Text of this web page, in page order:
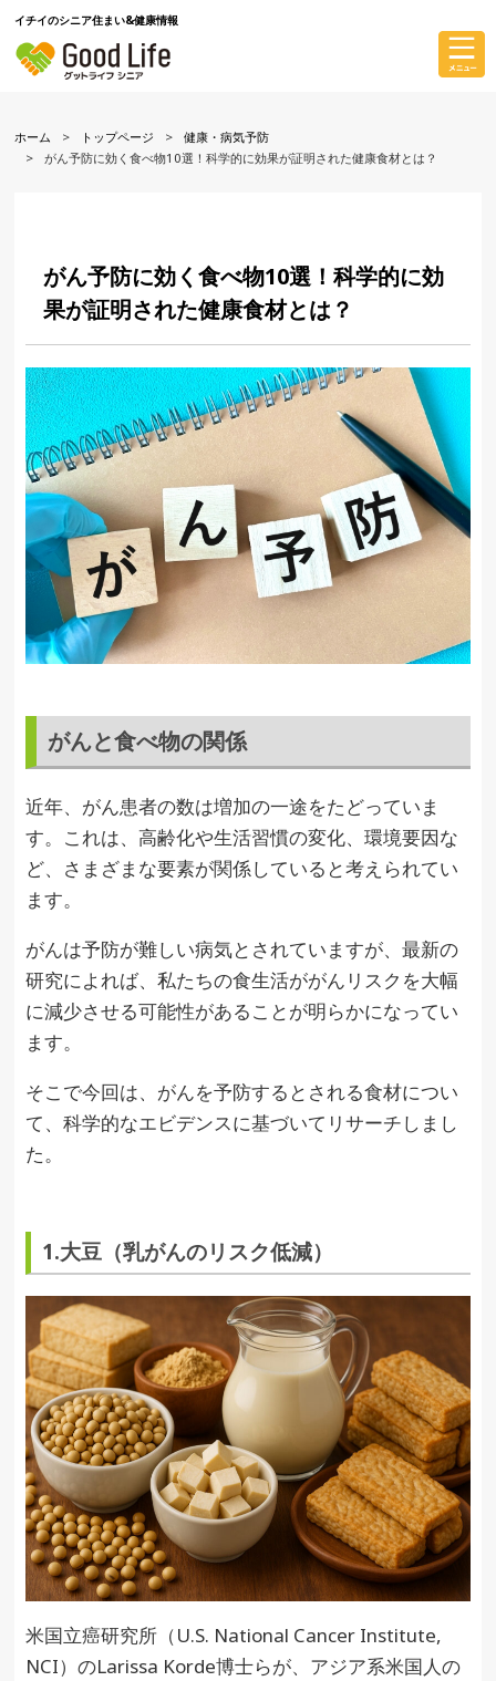
イチイのシニア住まい&健康情報
ホーム トップページ
健康・病気予防
がん予防に効く食べ物10選！科学的に効果が証明された健康食材とは？
がん予防に効く食べ物10選！科学的に効
果が証明された健康食材とは？
がんと食べ物の関係
近年、がん患者の数は増加の一途をたどっていま
す。これは、高齢化や生活習慣の変化、環境要因な
ど、さまざまな要素が関係していると考えられてい
ます。
がんは予防が難しい病気とされていますが、最新の
研究によれば、私たちの食生活ががんリスクを大幅
に減少させる可能性があることが明らかになってい
ます。
そこで今回は、がんを予防するとされる食材につい
て、科学的なエビデンスに基づいてリサーチしまし
た。
1.大豆（乳がんのリスク低減）
米国立癌研究所（U.S. National Cancer Institute,
NCI）のLarissa Korde博士らが、アジア系米国人の